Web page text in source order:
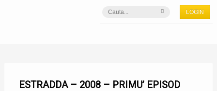
LOGIN
ESTRADDA – 2008 – PRIMU’ EPISOD